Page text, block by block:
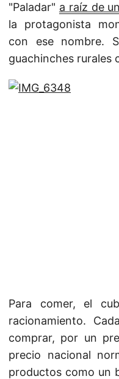
"Paladar" a raíz de
la protagonista
con ese nombre.
guachinches rurales
Para comer, el
racionamiento.
comprar, por un
precio nacional
productos como un